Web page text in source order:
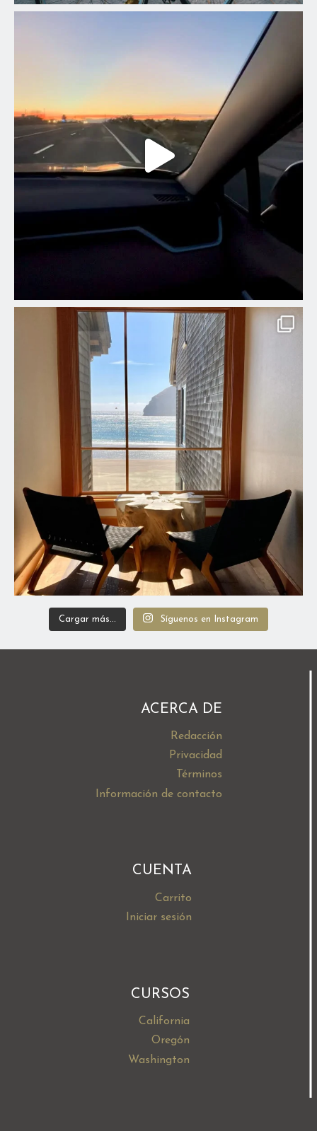
Cargar más... Síguenos en Instagram
ACERCA DE
Redacción
Privacidad
Términos
Información de contacto
CUENTA
Carrito
Iniciar sesión
CURSOS
California
Oregón
Washington